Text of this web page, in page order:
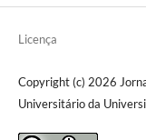
Licença
Copyright (c) 2026
Universitário da